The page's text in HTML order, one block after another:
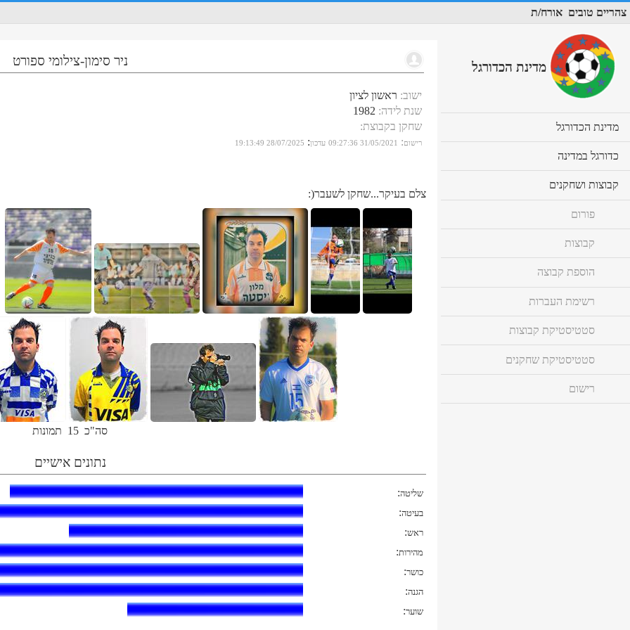
צהריים טובים אורח/ת
ניר סימון-צילומי ספורט
ישוב: ראשון לציון
שנת לידה:
1982
שחקן בקבוצת:
רישום:
31/05/2021 09:27:36 עדכון:
28/07/2025 19:13:49
צלם בעיקר...שחקן לשעבר(:
סה"כ 15 תמונות
נתונים אישיים
שליטה:
בעיטה:
ראש:
מהירות:
כושר:
הגנה:
שוער:
מדינת הכדורגל
מדינת הכדורגל
to
כדורגל במדינה
to
קבוצות ושחקנים
to
פורום
קבוצות
הוספת קבוצה
רשימת העברות
סטטיסטיקת קבוצות
סטטיסטיקת שחקנים
רישום